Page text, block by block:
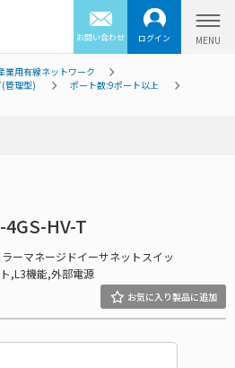
お問い合わせ ログイン
業用有線ネットワーク
管理型)
ポート数:9ポート以上
HV-T
ーマネージドイーサネットスイッ
,L3機能,外部電源